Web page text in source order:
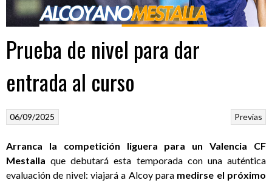
Prueba de nivel para dar
entrada al curso
Previas
06/09/2025
Arranca la competición liguera para un Valencia CF
Mestalla que debutará esta temporada con una auténtica
evaluación de nivel: viajará a Alcoy para medirse el próximo